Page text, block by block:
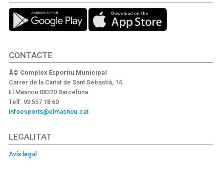
CONTACTE
Â© Complex Esportiu Municipal
Carrer de la Ciutat de Sant Sebastià, 14.
El Masnou 08320 Barcelona
Telf. 93 557 18 60
infoesports@elmasnou.cat
LEGALITAT
Avís legal